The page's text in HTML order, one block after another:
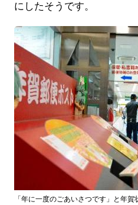
にしたそうです。
「年に一度のごあいさつです」と年